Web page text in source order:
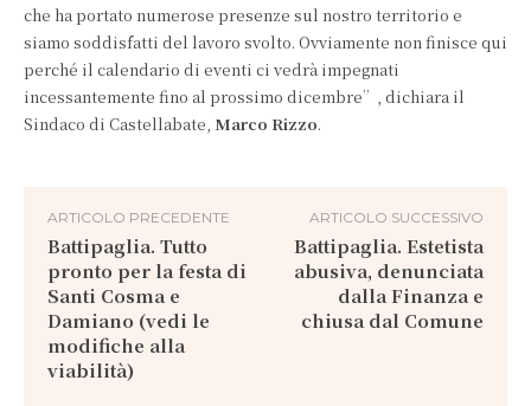
che ha portato numerose presenze sul nostro territorio e
siamo soddisfatti del lavoro svolto. Ovviamente non finisce qui
perché il calendario di eventi ci vedrà impegnati
incessantemente fino al prossimo dicembre”, dichiara il
Sindaco di Castellabate, Marco Rizzo.
ARTICOLO PRECEDENTE
Battipaglia. Tutto
pronto per la festa di
Santi Cosma e
Damiano (vedi le
modifiche alla
viabilità)
ARTICOLO SUCCESSIVO
Battipaglia. Estetista
abusiva, denunciata
dalla Finanza e
chiusa dal Comune